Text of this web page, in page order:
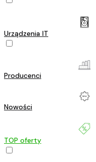
Urządzenia IT
Producenci
Nowości
TOP oferty